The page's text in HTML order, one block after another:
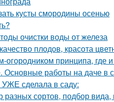
кусты смородины осенью
очистки воды от железа
плодов, красота
принципа, где
Основные работы на даче в
УЖЕ сделала в саду:
сортов, подбор